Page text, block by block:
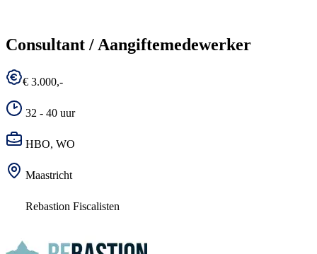
Consultant / Aangiftemedewerker
€ 3.000,-
32 - 40 uur
HBO, WO
Maastricht
Rebastion Fiscalisten